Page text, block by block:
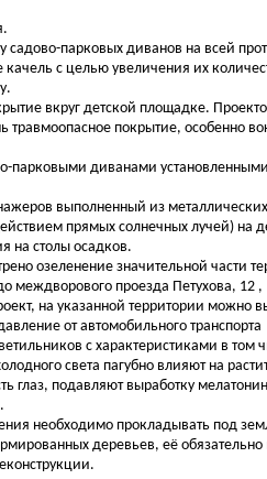
садово-парковых диванов на всей
с целью увеличения их
вкруг детской площадке.
покрытие, особенно
парковыми диванами
выполненный из
прямых солнечных лучей) на
на столы осадков.
озеленение значительной части
междворового проезда Петухова, 12
на указанной территории можно
от автомобильного транспорта
с характеристиками в том
света пагубно влияют на
глаз, подавляют выработку
необходимо прокладывать под
деревьев, её